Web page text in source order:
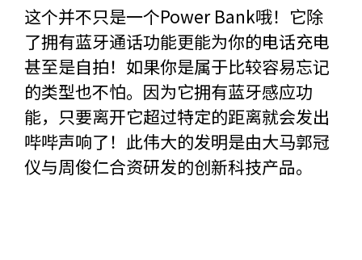
这个并不只是一个Power Bank哦！它除
了拥有蓝牙通话功能更能为你的电话充电
甚至是自拍！如果你是属于比较容易忘记
的类型也不怕。因为它拥有蓝牙感应功
能，只要离开它超过特定的距离就会发出
哔哔声响了！此伟大的发明是由大马郭冠
仪与周俊仁合资研发的创新科技产品。